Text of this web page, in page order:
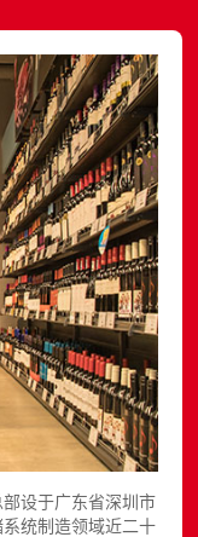
设于广东省深圳市
统制造领域近二十